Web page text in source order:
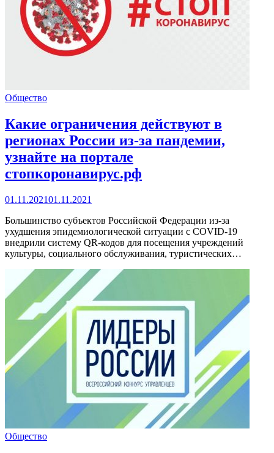
Общество
Какие ограничения действуют в
регионах России из-за пандемии,
узнайте на портале
стопкоронавирус.рф
01.11.202101.11.2021
Большинство субъектов Российской Федерации из-за
ухудшения эпидемиологической ситуации с COVID-19
внедрили систему QR-кодов для посещения учреждений
культуры, социального обслуживания, туристических…
Общество